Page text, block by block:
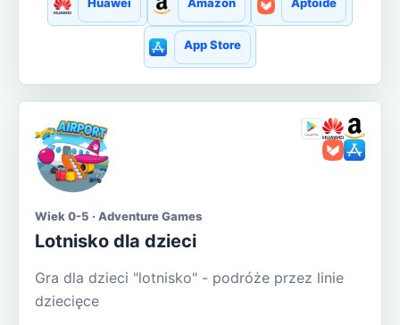
App Store
Wiek 0-5 · Adventure Games
Lotnisko dla dzieci
Gra dla dzieci "lotnisko" - podróże przez linie
dziecięce